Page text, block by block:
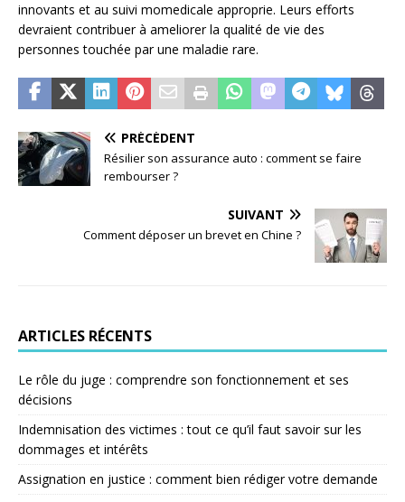
innovants et au suivi momedicale approprie. Leurs efforts
devraient contribuer à ameliorer la qualité de vie des
personnes touchée par une maladie rare.
PRÉCÉDENT
Résilier son assurance auto : comment se faire
rembourser ?
SUIVANT
Comment déposer un brevet en Chine ?
ARTICLES RÉCENTS
Le rôle du juge : comprendre son fonctionnement et ses
décisions
Indemnisation des victimes : tout ce qu’il faut savoir sur les
dommages et intérêts
Assignation en justice : comment bien rédiger votre demande